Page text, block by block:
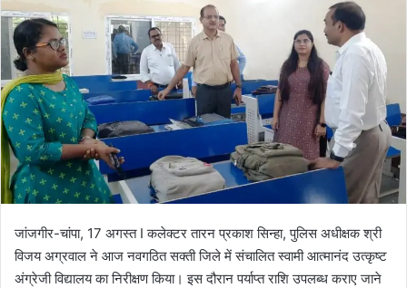
जांजगीर-चांपा, 17 अगस्त I कलेक्टर तारन प्रकाश सिन्हा, पुलिस अधीक्षक श्री
विजय अग्रवाल ने आज नवगठित सक्ती जिले में संचालित स्वामी आत्मानंद उत्कृष्ट
अंग्रेजी विद्यालय का निरीक्षण किया। इस दौरान पर्याप्त राशि उपलब्ध कराए जाने